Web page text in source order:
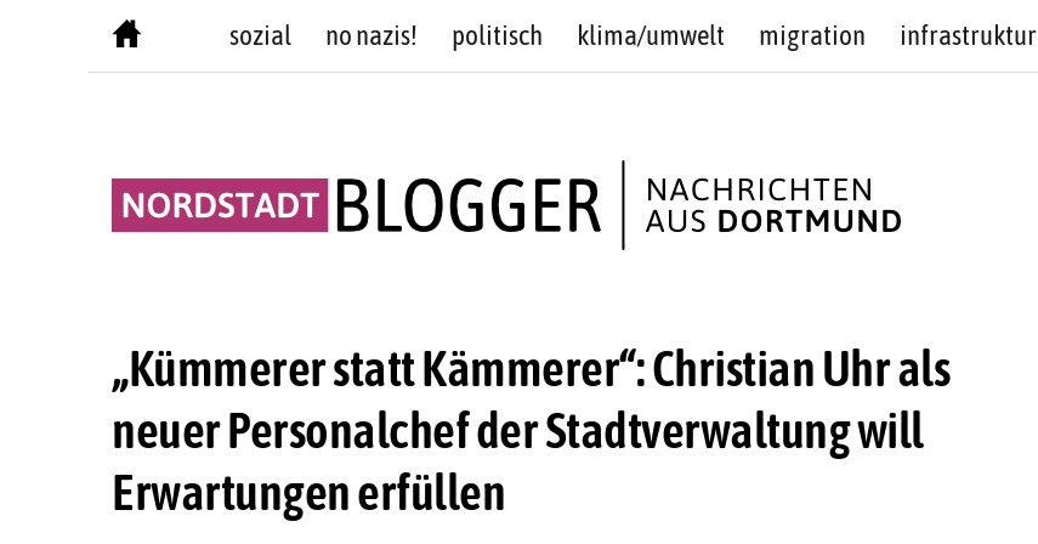
sozial no nazis! politisch klima/umwelt migration infrastruktur
„Kümmerer statt Kämmerer“: Christian Uhr als
neuer Personalchef der Stadtverwaltung will
Erwartungen erfüllen